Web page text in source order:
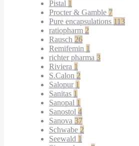
Pistal 1
Procter & Gamble 7
Pure encapsulations 113
ratiopharm 2
Rausch 26
Remifemin 1
richter pharma 3
Riviera 1
S.Calon 2
Salopur 1
Sanitas 1
Sanopal 1
Sanostol 4
Sanova 37
Schwabe 2
Seewald 1